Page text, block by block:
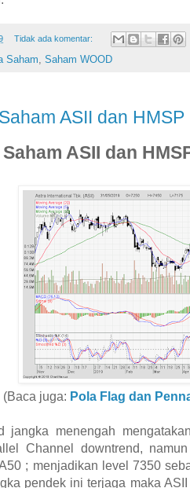
Tidak ada komentar:
Saham Saham WOOD
ASII dan HMSP
ASII dan
(Baca juga: Pola Flag dan
jangka menengah
Channel downtrend,
; menjadikan level 7350
pendek ini terjaga maka